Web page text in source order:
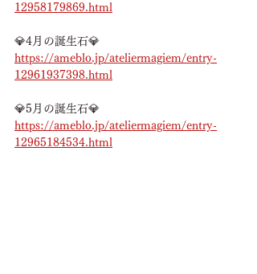
12958179869.html
💎4月の誕生石💎
https://ameblo.jp/ateliermagiem/entry-
12961937398.html
💎5月の誕生石💎
https://ameblo.jp/ateliermagiem/entry-
12965184534.html